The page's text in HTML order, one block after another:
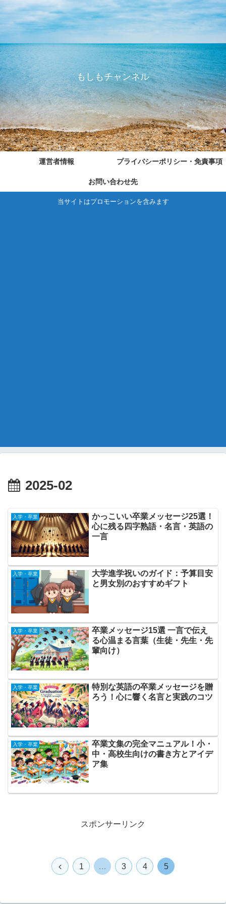
もしもチャンネル
運営者情報 プライバシーポリシー・免責事項
お問い合わせ先
当サイトはプロモーションを含みます
2025-02
入学・卒業
かっこいい卒業メッセージ25選！
心に残る四字熟語・名言・英語の
一言
入学・卒業
大学進学祝いのガイド：予算目安
と男女別のおすすめギフト
入学・卒業
卒業メッセージ15選 一言で伝え
る心温まる言葉（生徒・先生・先
輩向け）
入学・卒業
特別な英語の卒業メッセージを贈
ろう！心に響く名言と実践のコツ
入学・卒業
卒業文集の完全マニュアル！小・
中・高校生向けの書き方とアイデ
ア集
スポンサーリンク
前
1 … 3 4 5